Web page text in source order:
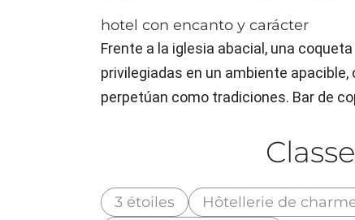
hotel con encanto y carácter
Frente a la iglesia abacial, una
privilegiadas en un ambiente
perpetúan como tradiciones. Bar de
3 étoiles
Hôtellerie de